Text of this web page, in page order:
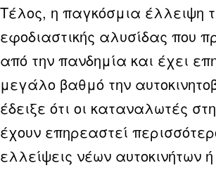
Τέλος, η παγκόσμια έλλειψη
εφοδιαστικής αλυσίδας που
από την πανδημία και έχει
μεγάλο βαθμό την
έδειξε ότι οι καταναλωτές
έχουν επηρεαστεί
ελλείψεις νέων αυτοκινήτων